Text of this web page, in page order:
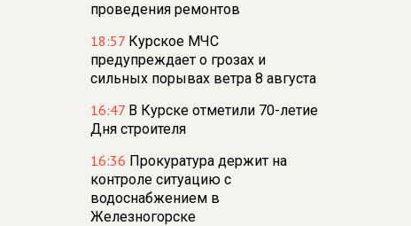
проведения ремонтов
18:57 Курское МЧС
предупреждает о грозах и
сильных порывах ветра 8 августа
16:47 В Курске отметили 70-летие
Дня строителя
16:36 Прокуратура держит на
контроле ситуацию с
водоснабжением в
Железногорске